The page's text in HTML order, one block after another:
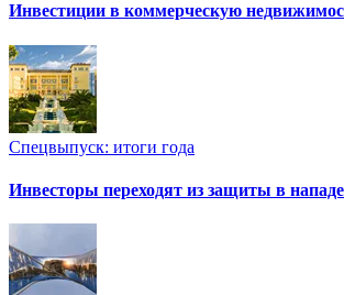
Инвестиции в коммерческую
Спецвыпуск: итоги года
Инвесторы переходят из защиты в